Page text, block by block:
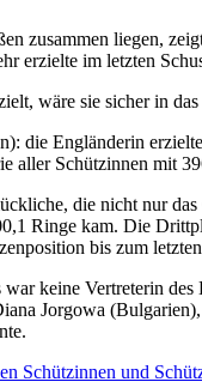
zusammen liegen,
erzielte im letzten
wäre sie sicher in
die Engländerin
aller Schützinnen mit
die nicht nur
Ringe kam. Die
bis zum
keine Vertreterin
Jorgowa
Schützinnen und